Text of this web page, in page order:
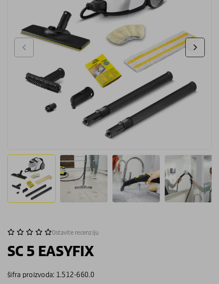
Ostavite recenziju
SC 5 EASYFIX
šifra proizvoda: 1.512-660.0